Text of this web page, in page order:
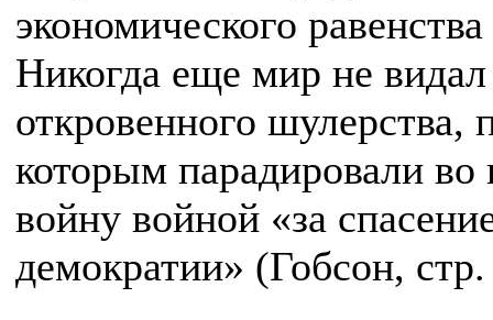
экономического
Никогда еще мир не видал
откровенного шулерства,
которым парадировали во
войну войной «за
демократии» (Гобсон,